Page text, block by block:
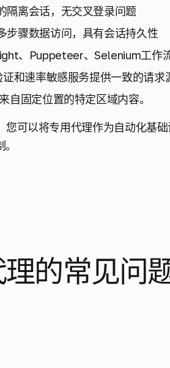
离会话，无交叉登录问题
骤数据访问，具有会话持久性
、Puppeteer、Selenium工作
和速率敏感服务提供一致的请求
自固定位置的特定区域内容。
您可以将专用代理作为自动化基
的常见问